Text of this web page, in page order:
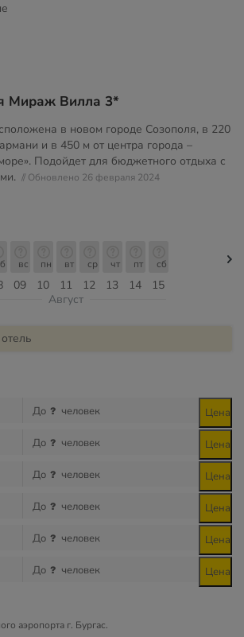
Мираж Вилла 3*
в новом городе Созополя, в 220
и в 450 м от центра города –
Подойдет для бюджетного отдыха с
// Обновлено 26 февраля 2024
09
вс
10
пн
11
вт
12
ср
13
чт
14
пт
15
сб
Август
До человек Цена
До человек Цена
До человек Цена
До человек Цена
До человек Цена
До человек Цена
аэропорта г. Бургас.